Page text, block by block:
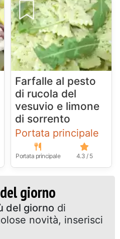
Farfalle al pesto
di rucola del
vesuvio e limone
di sorrento
Portata principale
Portata principale 4.3 / 5
giorno
del giorno di
novità, inserisci